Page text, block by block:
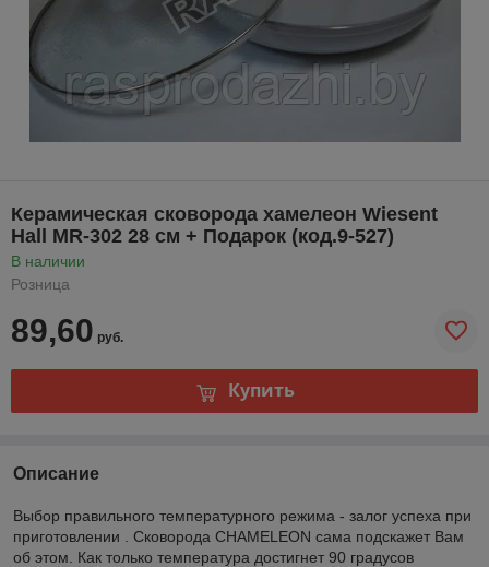
Керамическая сковорода хамелеон Wiesent
Hall MR-302 28 см + Подарок (код.9-527)
В наличии
Розница
89,60 руб.
Купить
Описание
Выбор правильного температурного режима - залог успеха при
приготовлении . Сковорода CHAMELEON сама подскажет Вам
об этом. Как только температура достигнет 90 градусов